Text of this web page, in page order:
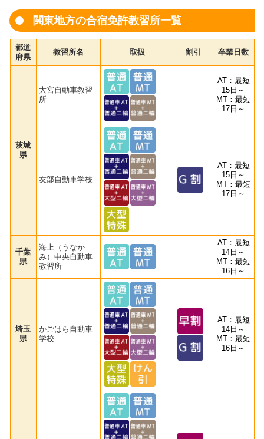
関東地方の合宿免許教習所一覧
都道
府県
教習所名 取扱 割引 卒業日数
茨城
県
大宮自動車教習
所
AT：最短
15日～
MT：最短
17日～
友部自動車学校
AT：最短
15日～
MT：最短
17日～
千葉
県
海上（うなか
み）中央自動車
教習所
AT：最短
14日～
MT：最短
16日～
埼玉
県
かごはら自動車
学校
AT：最短
14日～
MT：最短
16日～